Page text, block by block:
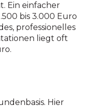
Ein einfacher
bis 3.000 Euro
professionelles
liegt oft
Hier